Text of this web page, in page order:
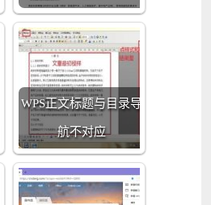
WPS正文标题与目录导
航不对应